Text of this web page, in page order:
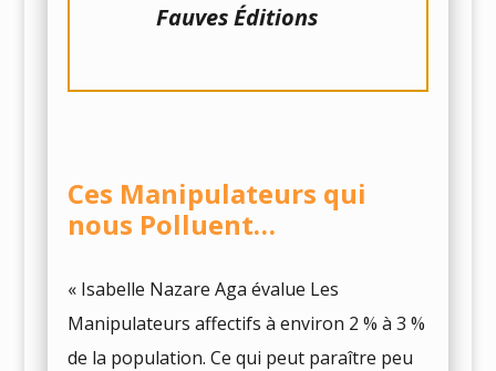
Fauves Éditions
Ces Manipulateurs qui
nous Polluent…
« Isabelle Nazare Aga évalue Les
Manipulateurs affectifs à environ 2 % à 3 %
de la population. Ce qui peut paraître peu